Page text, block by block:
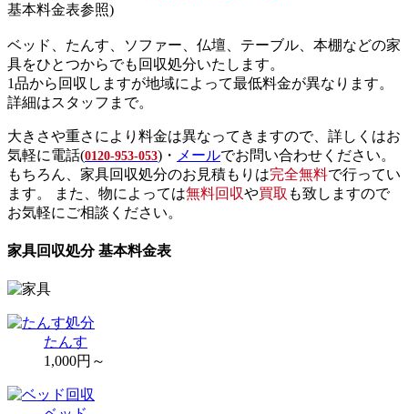
基本料金表参照)
ベッド、たんす、ソファー、仏壇、テーブル、本棚などの家
具をひとつからでも回収処分いたします。
1品から回収しますが地域によって最低料金が異なります。
詳細はスタッフまで。
大きさや重さにより料金は異なってきますので、詳しくはお
気軽に電話(0120-953-053)・ メールでお問い合わせください。
もちろん、家具回収処分のお見積もりは完全無料で行ってい
ます。 また、物によっては無料回収や買取 も致しますので
お気軽にご相談ください。
家具回収処分 基本料金表
たんす
1,000円～